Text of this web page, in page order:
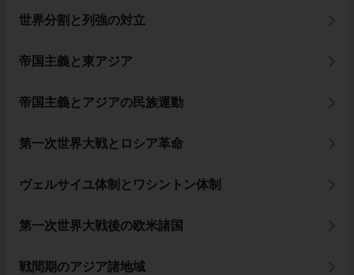
世界分割と列強の対立
帝国主義と東アジア
帝国主義とアジアの民族運動
第一次世界大戦とロシア革命
ヴェルサイユ体制とワシントン体制
第一次世界大戦後の欧米諸国
戦間期のアジア諸地域